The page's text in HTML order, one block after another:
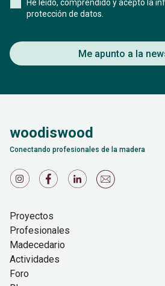
He leído, comprendido y acepto la
protección de datos.
Me apunto a la
woodiswood
Conectando profesionales de la madera
Proyectos
Profesionales
Madecedario
Actividades
Foro